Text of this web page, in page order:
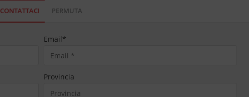
CONTATTACI PERMUTA
Email*
Provincia